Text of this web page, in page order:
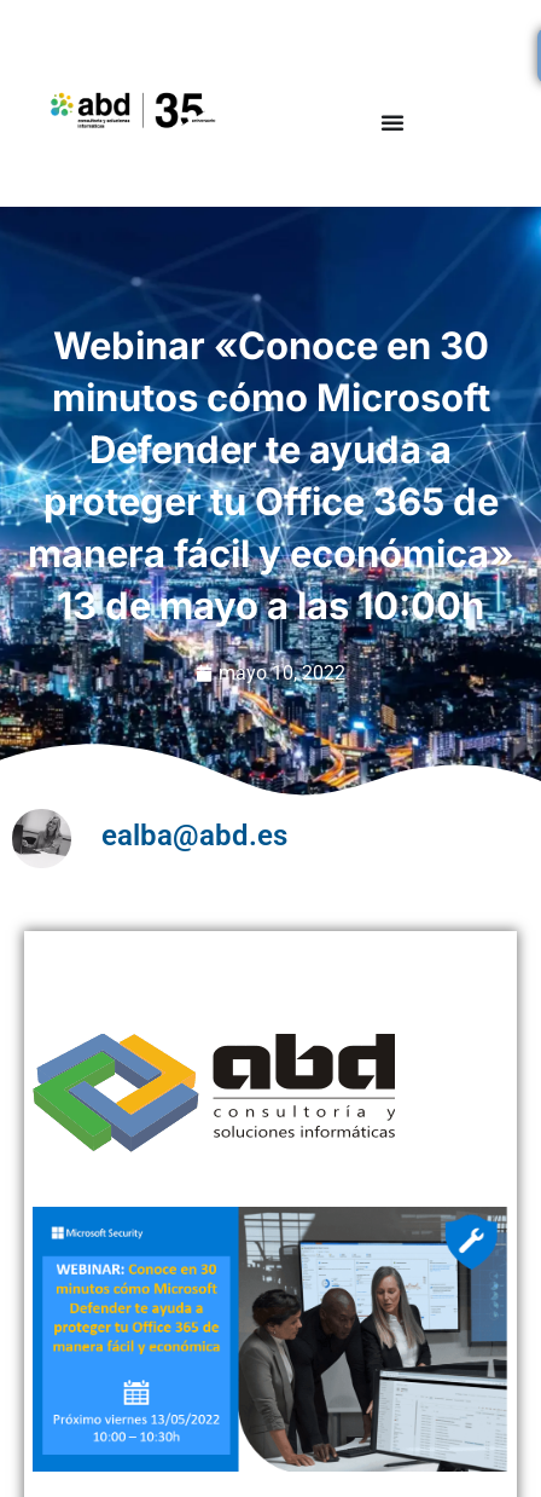
Webinar «Conoce en 30
minutos cómo Microsoft
Defender te ayuda a
proteger tu Office 365 de
manera fácil y económica»
13 de mayo a las 10:00h
mayo 10, 2022
ealba@abd.es